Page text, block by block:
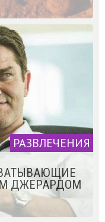
РАЗВЛЕЧЕНИЯ
ДЖЕРАРДОМ